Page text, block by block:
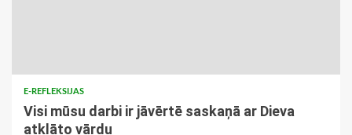
E-REFLEKSIJAS
Visi mūsu darbi ir jāvērtē saskaņā ar Dieva
atklāto vārdu